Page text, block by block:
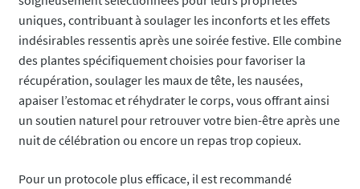
uniques, contribuant à soulager les inconforts et les effets
indésirables ressentis après une soirée festive. Elle combine
des plantes spécifiquement choisies pour favoriser la
récupération, soulager les maux de tête, les nausées,
apaiser l’estomac et réhydrater le corps, vous offrant ainsi
un soutien naturel pour retrouver votre bien-être après une
nuit de célébration ou encore un repas trop copieux.
Pour un protocole plus efficace, il est recommandé